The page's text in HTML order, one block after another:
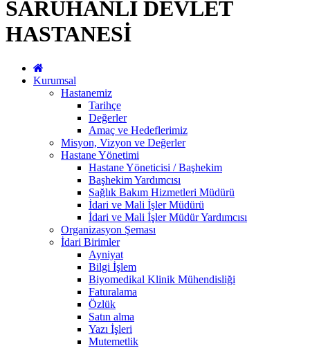
SARUHANLI DEVLET
HASTANESİ
Kurumsal
Hastanemiz
Tarihçe
Değerler
Amaç ve Hedeflerimiz
Misyon, Vizyon ve Değerler
Hastane Yönetimi
Hastane Yöneticisi / Başhekim
Başhekim Yardımcısı
Sağlık Bakım Hizmetleri Müdürü
İdari ve Mali İşler Müdürü
İdari ve Mali İşler Müdür Yardımcısı
Organizasyon Şeması
İdari Birimler
Ayniyat
Bilgi İşlem
Biyomedikal Klinik Mühendisliği
Faturalama
Özlük
Satın alma
Yazı İşleri
Mutemetlik